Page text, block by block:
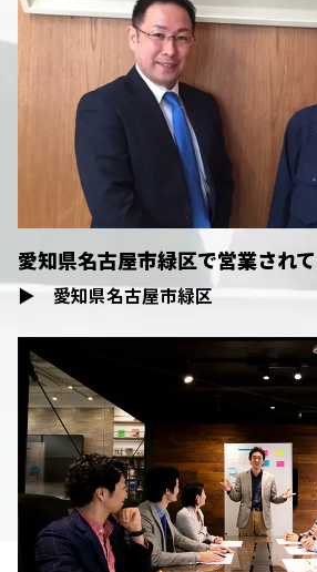
愛知県名古屋市緑区で営業され
▶ 愛知県名古屋市緑区